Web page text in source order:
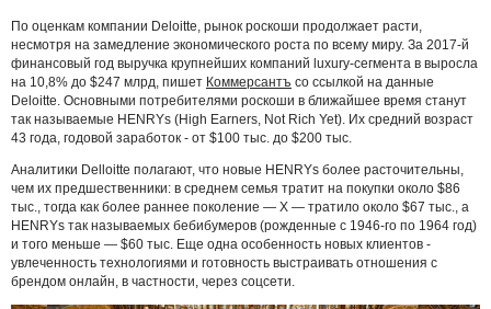
По оценкам компании Deloitte, рынок роскоши продолжает расти,
несмотря на замедление экономического роста по всему миру. За 2017-й
финансовый год выручка крупнейших компаний luxury-сегмента в выросла
на 10,8% до $247 млрд, пишет Коммерсантъ со ссылкой на данные
Deloitte. Основными потребителями роскоши в ближайшее время станут
так называемые HENRYs (High Earners, Not Rich Yet). Их средний возраст
43 года, годовой заработок - от $100 тыс. до $200 тыс.
Аналитики Delloitte полагают, что новые HENRYs более расточительны,
чем их предшественники: в среднем семья тратит на покупки около $86
тыс., тогда как более раннее поколение — Х — тратило около $67 тыс., а
HENRYs так называемых бебибумеров (рожденные с 1946-го по 1964 год)
и того меньше — $60 тыс. Еще одна особенность новых клиентов -
увлеченность технологиями и готовность выстраивать отношения с
брендом онлайн, в частности, через соцсети.